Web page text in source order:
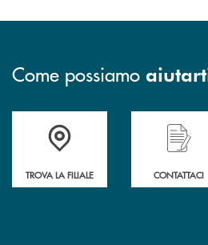
Come possiamo
Accedi all' elenco completo&nbsp;
TROVA LA FILIALE
Hai bisogno
CONTATTACI